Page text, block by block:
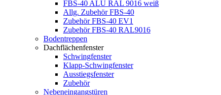
FBS-40 ALU RAL 9016 weiß
Allg. Zubehör FBS-40
Zubehör FBS-40 EV1
Zubehör FBS-40 RAL9016
Bodentreppen
Dachflächenfenster
Schwingfenster
Klapp-Schwingfenster
Ausstiegsfenster
Zubehör
Nebeneingangstüren